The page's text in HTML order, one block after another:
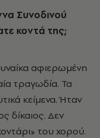
κοντά της;
αφιερωµένη
τραγωδία. Τα
κείµενα. Ήταν
δίκαιος. Δεν
του χορού.